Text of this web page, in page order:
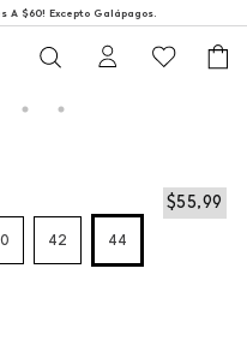
A $60! Excepto Galápagos.
$55,99
42 44